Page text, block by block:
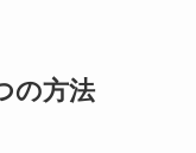
の方法